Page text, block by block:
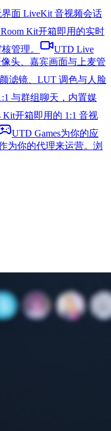
界面 LiveKit 音视频会话
Kit开箱即用的实时
管理。
UTD Live
头、嘉宾画面与上麦管
滤镜、LUT 调色与人脸
与群组聊天，内置媒
Kit开箱即用的 1:1 音视
UTD Games为你的应
你的代理来运营。 浏